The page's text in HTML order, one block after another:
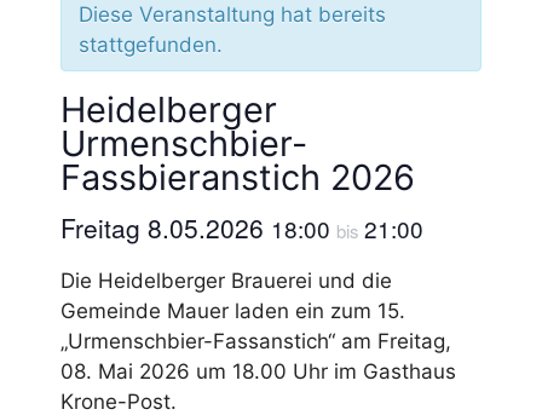
Diese Veranstaltung hat bereits
stattgefunden.
Heidelberger
Urmenschbier-
Fassbieranstich 2026
Freitag 8.05.2026 18:00 bis 21:00
Die Heidelberger Brauerei und die
Gemeinde Mauer laden ein zum 15.
„Urmenschbier-Fassanstich“ am Freitag,
08. Mai 2026 um 18.00 Uhr im Gasthaus
Krone-Post.